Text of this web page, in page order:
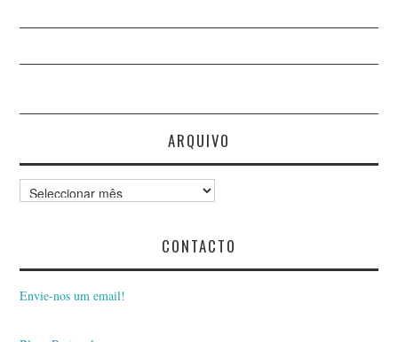
ARQUIVO
Arquivo
CONTACTO
Envie-nos um email!